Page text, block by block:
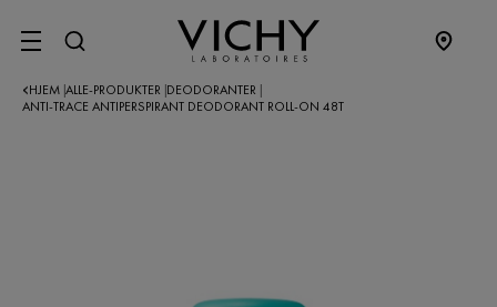
SITE MENU
HJEM ALLE-PRODUKTER DEODORANTER
ANTI-TRACE ANTIPERSPIRANT DEODORANT ROLL-ON 48T